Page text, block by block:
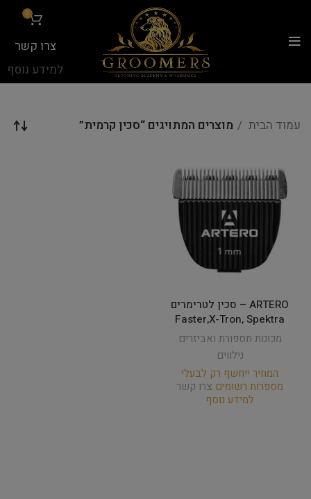
0
צרו קשר
למידע נוסף
עמוד הבית מוצרים המתויגים “סכין קרמית”
ARTERO – סכין לטרימרים
Faster,X-Tron, Spektra
מכונות תספורת ואביזרים
נילווים
המחיר ייחשף רק לבעלי
מספרות רשומים צרו קשר
למידע נוסף